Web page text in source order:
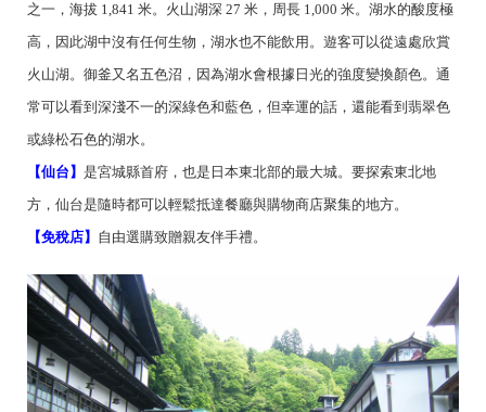
之一，海拔 1,841 米。火山湖深 27 米，周長 1,000 米。湖水的酸度極
高，因此湖中沒有任何生物，湖水也不能飲用。遊客可以從遠處欣賞
火山湖。御釜又名五色沼，因為湖水會根據日光的強度變換顏色。通
常可以看到深淺不一的深綠色和藍色，但幸運的話，還能看到翡翠色
或綠松石色的湖水。
【仙台】 是宮城縣首府，也是日本東北部的最大城。要探索東北地
方，仙台是隨時都可以輕鬆抵達餐廳與購物商店聚集的地方。
【免稅店】 自由選購致贈親友伴手禮。